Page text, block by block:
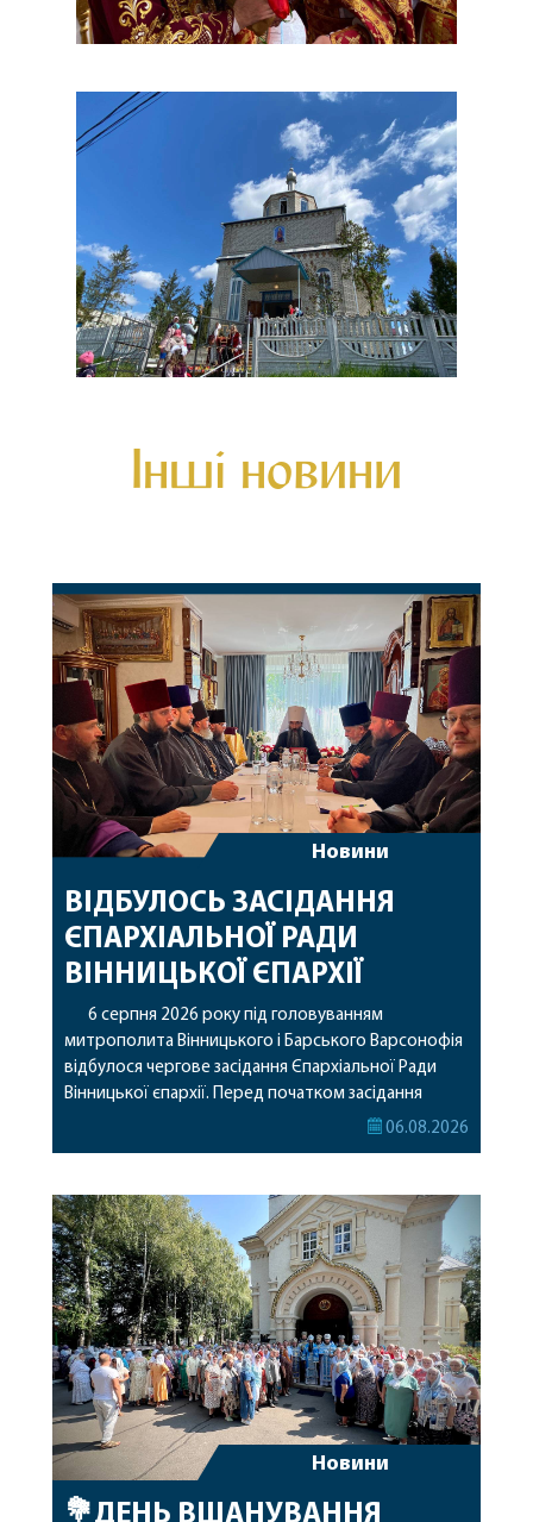
Інші новини
Новини
ВІДБУЛОСЬ ЗАСІДАННЯ
ЄПАРХІАЛЬНОЇ РАДИ
ВІННИЦЬКОЇ ЄПАРХІЇ
6 серпня 2026 року під головуванням
митрополита Вінницького і Барського Варсонофія
відбулося чергове засідання Єпархіальної Ради
Вінницької єпархії. Перед початком засідання
секретар Єпархіальної Ради від імені членів Ради
побажавши йому міцного здоров’я, Божої
допомоги, миру, духовної радості та
благословенних успіхів у подальшому
архіпастирському служінні. […]
06.08.2026
Новини
💐ДЕНЬ ВШАНУВАННЯ